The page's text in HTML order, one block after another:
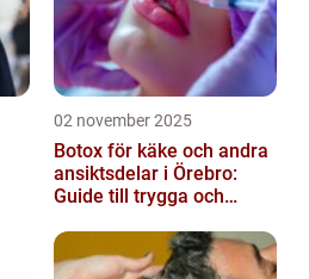
02 november 2025
Botox för käke och andra
ansiktsdelar i Örebro:
Guide till trygga och